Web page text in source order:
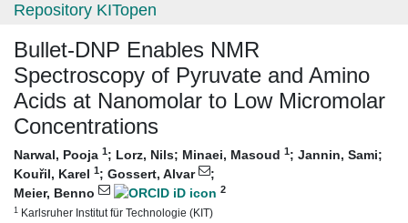
Repository KITopen
Bullet-DNP Enables NMR
Spectroscopy of Pyruvate and Amino
Acids at Nanomolar to Low Micromolar
Concentrations
Narwal, Pooja 1; Lorz, Nils; Minaei, Masoud 1; Jannin, Sami;
Kouřil, Karel 1; Gossert, Alvar
;
Meier, Benno
2
1 Karlsruher Institut für Technologie (KIT)